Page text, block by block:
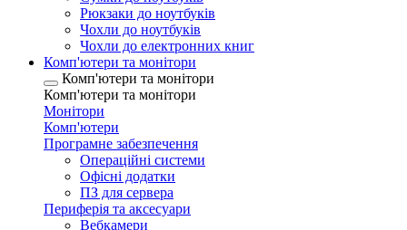
Рюкзаки до ноутбуків
Чохли до ноутбуків
Чохли до електронних книг
Комп'ютери та монітори
Комп'ютери та монітори
Комп'ютери та монітори
Монітори
Комп'ютери
Програмне забезпечення
Операційні системи
Офісні додатки
ПЗ для сервера
Периферія та аксесуари
Вебкамери